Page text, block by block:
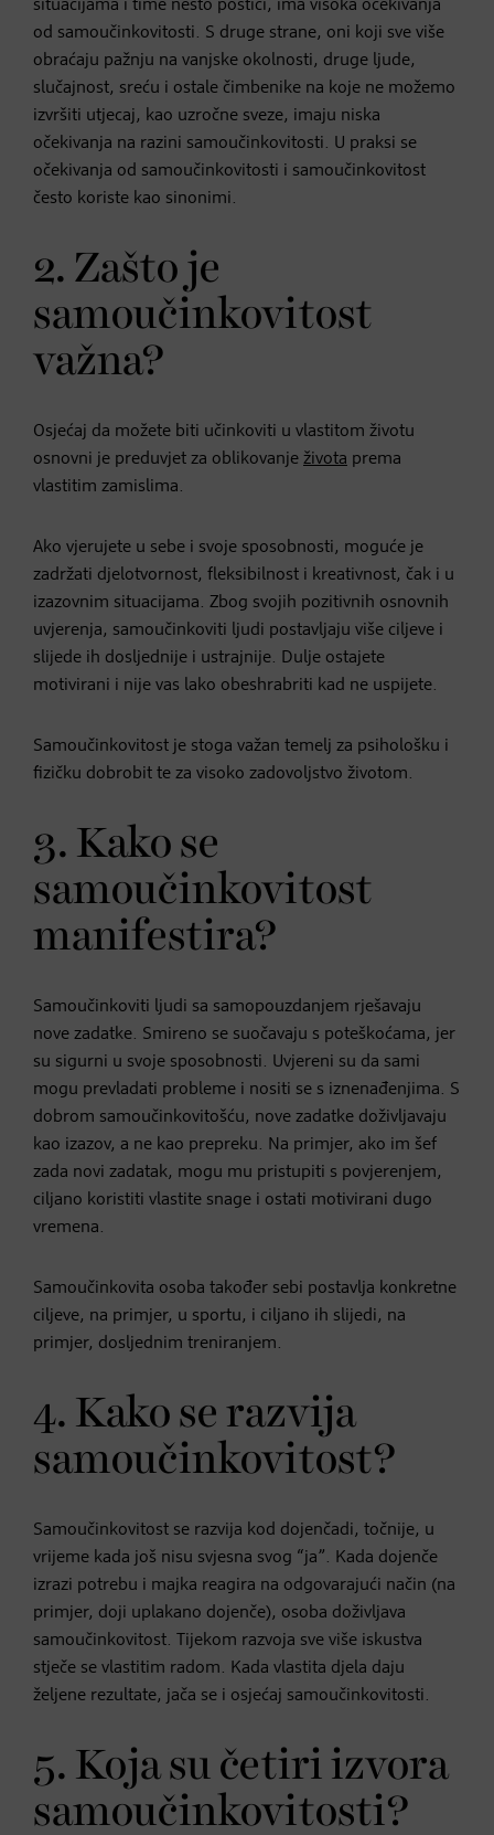
situacijama i time nešto postići, ima visoka očekivanja
od samoučinkovitosti. S druge strane, oni koji sve više
obraćaju pažnju na vanjske okolnosti, druge ljude,
slučajnost, sreću i ostale čimbenike na koje ne možemo
izvršiti utjecaj, kao uzročne sveze, imaju niska
očekivanja na razini samoučinkovitosti. U praksi se
očekivanja od samoučinkovitosti i samoučinkovitost
često koriste kao sinonimi.
2. Zašto je
samoučinkovitost
važna?
Osjećaj da možete biti učinkoviti u vlastitom životu
osnovni je preduvjet za oblikovanje života prema
vlastitim zamislima.
Ako vjerujete u sebe i svoje sposobnosti, moguće je
zadržati djelotvornost, fleksibilnost i kreativnost, čak i u
izazovnim situacijama. Zbog svojih pozitivnih osnovnih
uvjerenja, samoučinkoviti ljudi postavljaju više ciljeve i
slijede ih dosljednije i ustrajnije. Dulje ostajete
motivirani i nije vas lako obeshrabriti kad ne uspijete.
Samoučinkovitost je stoga važan temelj za psihološku i
fizičku dobrobit te za visoko zadovoljstvo životom.
3. Kako se
samoučinkovitost
manifestira?
Samoučinkoviti ljudi sa samopouzdanjem rješavaju
nove zadatke. Smireno se suočavaju s poteškoćama, jer
su sigurni u svoje sposobnosti. Uvjereni su da sami
mogu prevladati probleme i nositi se s iznenađenjima. S
dobrom samoučinkovitošću, nove zadatke doživljavaju
kao izazov, a ne kao prepreku. Na primjer, ako im šef
zada novi zadatak, mogu mu pristupiti s povjerenjem,
ciljano koristiti vlastite snage i ostati motivirani dugo
vremena.
Samoučinkovita osoba također sebi postavlja konkretne
ciljeve, na primjer, u sportu, i ciljano ih slijedi, na
primjer, dosljednim treniranjem.
4. Kako se razvija
samoučinkovitost?
Samoučinkovitost se razvija kod dojenčadi, točnije, u
vrijeme kada još nisu svjesna svog “ja”. Kada dojenče
izrazi potrebu i majka reagira na odgovarajući način (na
primjer, doji uplakano dojenče), osoba doživljava
samoučinkovitost. Tijekom razvoja sve više iskustva
stječe se vlastitim radom. Kada vlastita djela daju
željene rezultate, jača se i osjećaj samoučinkovitosti.
5. Koja su četiri izvora
samoučinkovitosti?